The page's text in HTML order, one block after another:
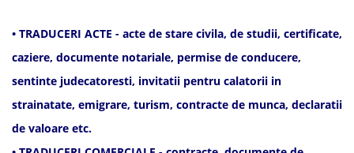
• TRADUCERI ACTE - acte de stare civila, de studii, certificate,
caziere, documente notariale, permise de conducere,
sentinte judecatoresti, invitatii pentru calatorii in
strainatate, emigrare, turism, contracte de munca, declaratii
de valoare etc.